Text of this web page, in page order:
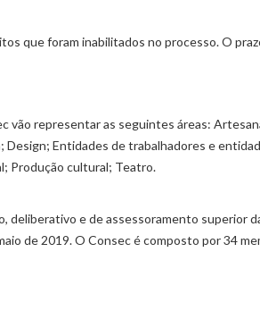
que foram inabilitados no processo. O
vão representar as seguintes áreas:
Entidades de trabalhadores e
Produção cultural; Teatro.
e de assessoramento superior
de 2019. O Consec é composto por